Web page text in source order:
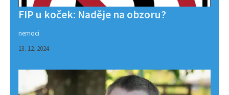
FIP u koček: Naděje na obzoru?
nemoci
13. 12. 2024